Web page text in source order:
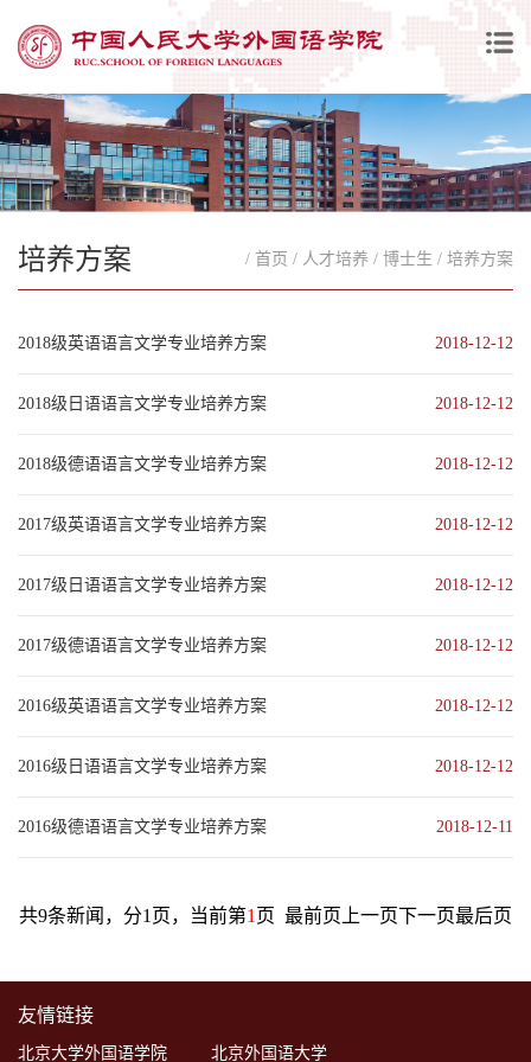
培养方案 / 首页 / 人才培养 / 博士生 / 培养方案
2018级英语语言文学专业培养方案 2018-12-12
2018级日语语言文学专业培养方案 2018-12-12
2018级德语语言文学专业培养方案 2018-12-12
2017级英语语言文学专业培养方案 2018-12-12
2017级日语语言文学专业培养方案 2018-12-12
2017级德语语言文学专业培养方案 2018-12-12
2016级英语语言文学专业培养方案 2018-12-12
2016级日语语言文学专业培养方案 2018-12-12
2016级德语语言文学专业培养方案 2018-12-11
共9条新闻，分1页，当前第1 页 最前页 上一页下一页最后页
友情链接
北京大学外国语学院 北京外国语大学